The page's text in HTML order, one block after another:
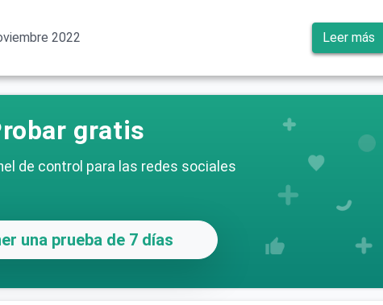
2022 Leer más
gratis
de control para las redes sociales
una prueba de 7 días